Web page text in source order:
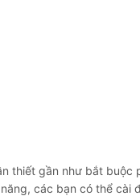
thiết gần như bắt buộc
các bạn có thể cài